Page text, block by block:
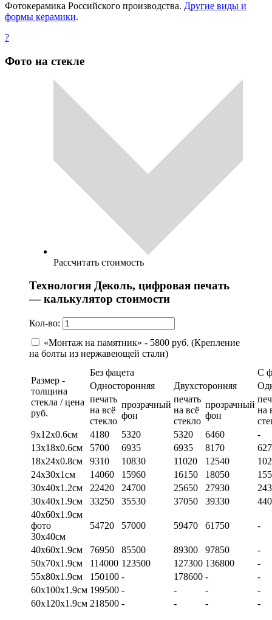
Фотокерамика Российского производства. Другие виды и
формы керамики.
?
Фото на стекле
Рассчитать стоимость
Технология Деколь, цифровая печать
— калькулятор стоимости
Кол-во:
«Монтаж на памятник» - 5800 руб. (Крепление
на болты из нержавеющей стали)
Размер -
толщина
стекла / цена
руб.
Без фацета
С
Односторонняя
Двухсторонняя
печать
на всё
стекло
прозрачный
фон
печать
на всё
стекло
прозрачный
фон
на
9х12х0.6см
4180 5320 5320 6460
-
13х18х0.6см
5700 6935 6935 8170
18х24х0.8см
9310 10830 11020 12540
24х30х1см
14060 15960 16150 18050
30х40х1.2см
22420 24700 25650 27930
30х40х1.9см
33250 35530 37050 39330
40х60х1.9см
фото
30х40см
54720 57000 59470 61750 -
40х60х1.9см 76950 85500 89300 97850
-
50х70х1.9см
114000 123500 127300 136800
-
55х80х1.9см
150100 - 178600 -
-
60х100х1.9см 199500 - - -
-
60х120х1.9см 218500 - - - -